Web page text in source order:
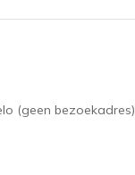
(geen bezoekadres)